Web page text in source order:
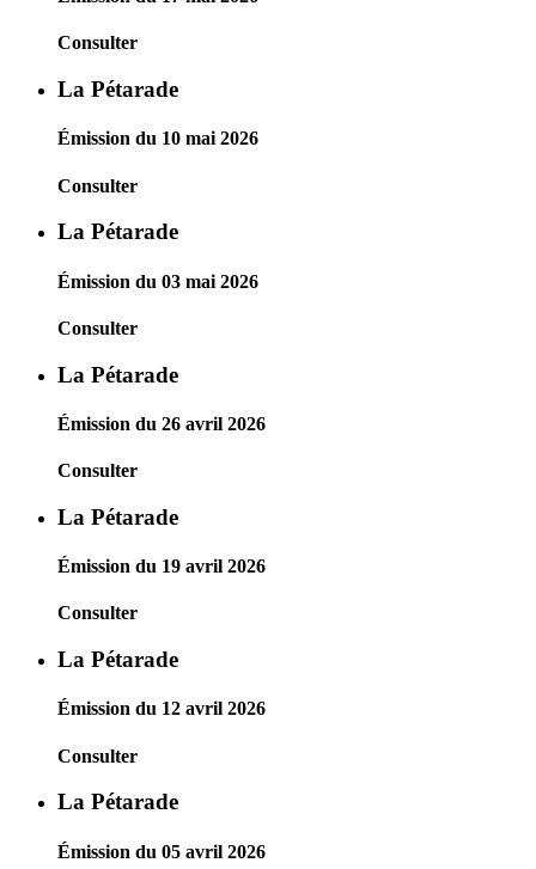
Consulter
La Pétarade
Émission du 10 mai 2026
Consulter
La Pétarade
Émission du 03 mai 2026
Consulter
La Pétarade
Émission du 26 avril 2026
Consulter
La Pétarade
Émission du 19 avril 2026
Consulter
La Pétarade
Émission du 12 avril 2026
Consulter
La Pétarade
Émission du 05 avril 2026